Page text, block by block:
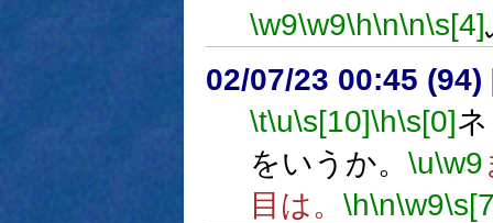
\w9\w9\h\n\n\s[4]
02/07/23 00:45 (94)
\t\u\s[10]\h\s[0]
をいうか。 \u\w9
目は。 \h\n\w9